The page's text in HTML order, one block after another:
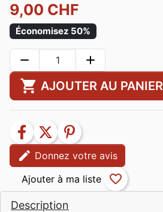
Description
9,00 CHF
Économisez 50%
remove add
shopping_cart AJOUTER AU PANIER
facebook twitter
pinterest
edit Donnez votre avis
favorite_border